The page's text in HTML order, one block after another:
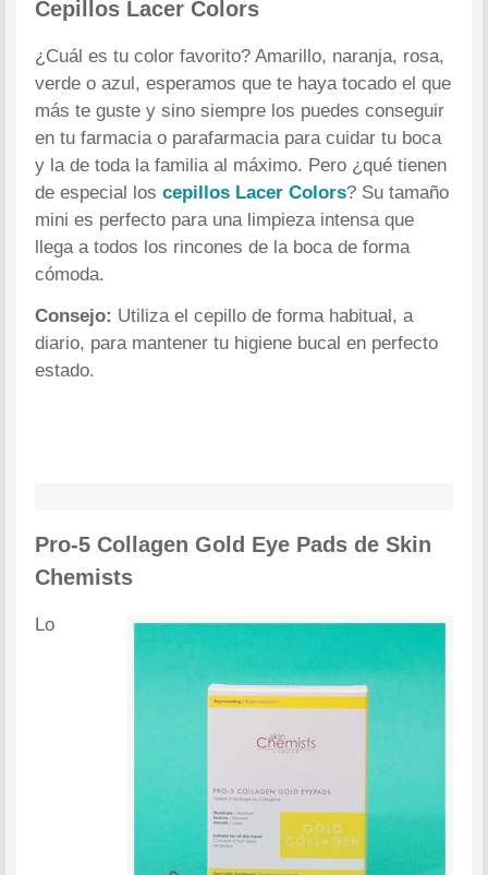
Cepillos Lacer Colors
¿Cuál es tu color favorito? Amarillo, naranja, rosa,
verde o azul, esperamos que te haya tocado el que
más te guste y sino siempre los puedes conseguir
en tu farmacia o parafarmacia para cuidar tu boca
y la de toda la familia al máximo. Pero ¿qué tienen
de especial loscepillos Lacer Colors? Su tamaño
mini es perfecto para una limpieza intensa que
llega a todos los rincones de la boca de forma
cómoda.
Consejo: Utiliza el cepillo de forma habitual, a
diario, para mantener tu higiene bucal en perfecto
estado.
Pro-5 Collagen Gold Eye Pads de Skin
Chemists
Lo